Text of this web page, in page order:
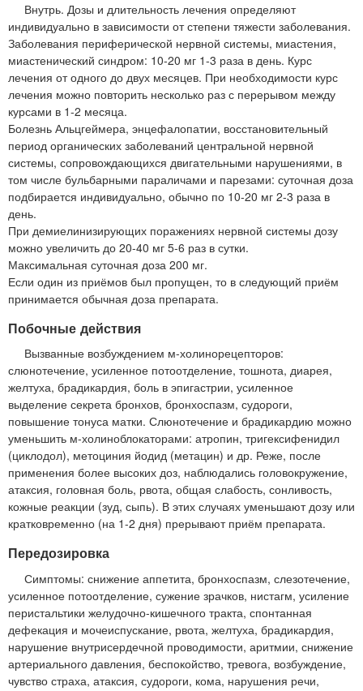
Внутрь. Дозы и длительность лечения определяют
индивидуально в зависимости от степени тяжести заболевания.
Заболевания периферической нервной системы, миастения,
миастенический синдром: 10-20 мг 1-3 раза в день. Курс
лечения от одного до двух месяцев. При необходимости курс
лечения можно повторить несколько раз с перерывом между
курсами в 1-2 месяца.
Болезнь Альцгеймера, энцефалопатии, восстановительный
период органических заболеваний центральной нервной
системы, сопровождающихся двигательными нарушениями, в
том числе бульбарными параличами и парезами: суточная доза
подбирается индивидуально, обычно по 10-20 мг 2-3 раза в
день.
При демиелинизирующих поражениях нервной системы дозу
можно увеличить до 20-40 мг 5-6 раз в сутки.
Максимальная суточная доза 200 мг.
Если один из приёмов был пропущен, то в следующий приём
принимается обычная доза препарата.
Побочные действия
Вызванные возбуждением м-холинорецепторов:
слюнотечение, усиленное потоотделение, тошнота, диарея,
желтуха, брадикардия, боль в эпигастрии, усиленное
выделение секрета бронхов, бронхоспазм, судороги,
повышение тонуса матки. Слюнотечение и брадикардию можно
уменьшить м-холиноблокаторами: атропин, тригексифенидил
(циклодол), метоциния йодид (метацин) и др. Реже, после
применения более высоких доз, наблюдались головокружение,
атаксия, головная боль, рвота, общая слабость, сонливость,
кожные реакции (зуд, сыпь). В этих случаях уменьшают дозу или
кратковременно (на 1-2 дня) прерывают приём препарата.
Передозировка
Симптомы: снижение аппетита, бронхоспазм, слезотечение,
усиленное потоотделение, сужение зрачков, нистагм, усиление
перистальтики желудочно-кишечного тракта, спонтанная
дефекация и мочеиспускание, рвота, желтуха, брадикардия,
нарушение внутрисердечной проводимости, аритмии, снижение
артериального давления, беспокойство, тревога, возбуждение,
чувство страха, атаксия, судороги, кома, нарушения речи,